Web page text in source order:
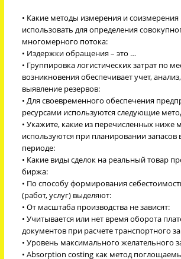
• Какие методы измерения и
использовать для определения
многомерного потока:
• Издержки обращения – это …
• Группировка логистических затрат по
возникновения обеспечивает учет,
выявление резервов:
• Для своевременного обеспечения
ресурсами используются следующие
• Укажите, какие из перечисленных ниже
используются при планировании запасов
периоде:
• Какие виды сделок на реальный товар
биржа:
• По способу формирования
(работ, услуг) выделяют:
• От масштаба производства не зависят:
• Учитывается или нет время оборота
документов при расчете транспортного
• Уровень максимального желательного
• Absorption costing как метод